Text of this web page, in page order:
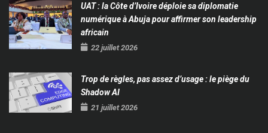
UAT : la Côte d’Ivoire déploie sa diplomatie
numérique à Abuja pour affirmer son leadership
africain
22 juillet 2026
Trop de règles, pas assez d’usage : le piège du
Shadow AI
21 juillet 2026